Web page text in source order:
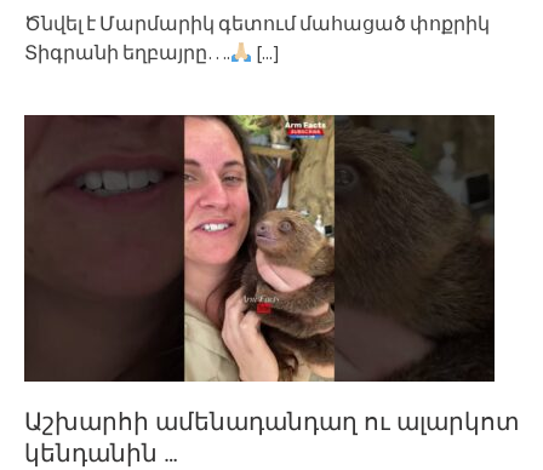
Ծնվել է Մարմարիկ գետում մահացած փոքրիկ
Տիգրանի եղբայրը….
[...]
Աշխարհի ամենադանդաղ ու ալարկոտ
կենդանին …